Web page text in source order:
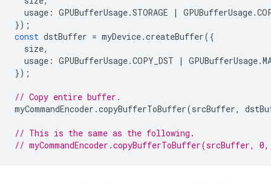
usage : GPUBufferUsage.STORAGE | GPUBufferUsage.
});
const dstBuffer = myDevice.createBuffer({
size,
usage : GPUBufferUsage.COPY_DST | GPUBufferUsage.
});
// Copy entire buffer.
myCommandEncoder .copyBufferToBuffer(srcBuffer,
// This is the same as the following.
//